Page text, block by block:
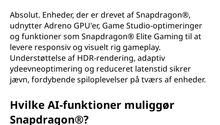
Absolut. Enheder, der er drevet af Snapdragon®,
udnytter Adreno GPU'er, Game Studio-optimeringer
og funktioner som Snapdragon® Elite Gaming til at
levere responsiv og visuelt rig gameplay.
Understøttelse af HDR-rendering, adaptiv
ydeevneoptimering og reduceret latenstid sikrer
jævn, fordybende spiloplevelser på tværs af enheder.
Hvilke AI-funktioner muliggør
Snapdragon®?